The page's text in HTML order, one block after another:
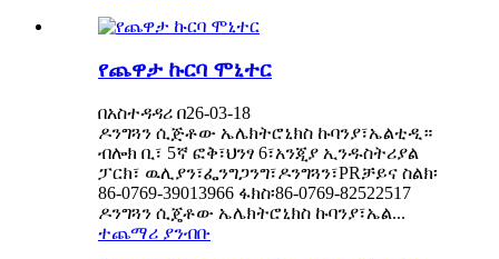
የጨዋታ ኩርባ ሞኒተር
በአስተዳዳሪ በ26-03-18
ዶንግጓን ሲጅቶው ኤሌክትሮኒክስ ኩባንያ፣ኤልቲዲ።
ብሎክ ቢ፣ 5ኛ ፎቅ፣ህንፃ 6፣አንጂያ ኢንዱስትሪያል
ፓርክ፣ ዉሊያን፣ፌንግጋንግ፣ዶንግጓን፣PRቻይና ስልክ፡
86-0769-39013966 ፋክስ፡86-0769-82522517
ዶንግጓን ሲጄቶው ኤሌክትሮኒክስ ኩባንያ፣ኤል...
ተጨማሪ ያንብቡ